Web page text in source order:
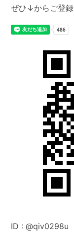
ぜひ↓からご登録
ID :@qiv0298u